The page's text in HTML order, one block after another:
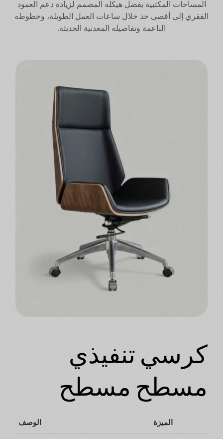
المساحات المكتبية بفضل هيكله المصمم لزيادة دعم العمود
الفقري إلى أقصى حد خلال ساعات العمل الطويلة، وخطوطه
الناعمة وتفاصيله المعدنية الحديثة.
كرسي تنفيذي
مسطح مسطح
الميزة الوصف